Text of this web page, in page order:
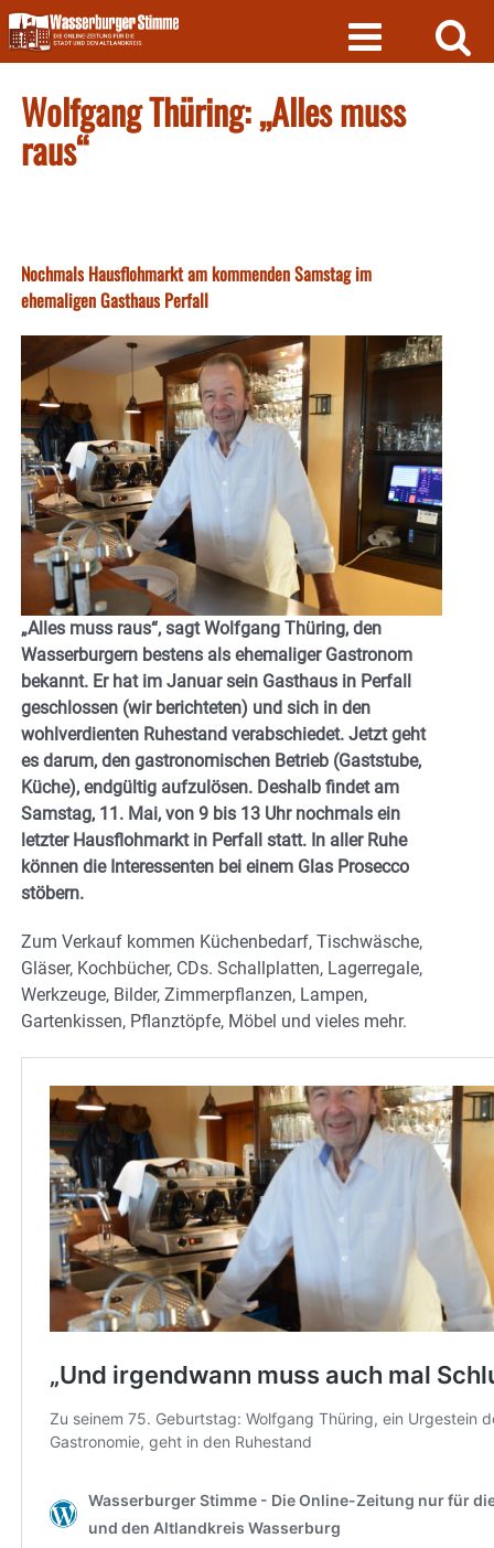
Skip
to
content
Wolfgang Thüring: „Alles muss
raus“
Nochmals Hausflohmarkt am kommenden Samstag im
ehemaligen Gasthaus Perfall
„Alles muss raus“, sagt Wolfgang Thüring, den
Wasserburgern bestens als ehemaliger Gastronom
bekannt. Er hat im Januar sein Gasthaus in Perfall
geschlossen (wir berichteten) und sich in den
wohlverdienten Ruhestand verabschiedet. Jetzt geht
es darum, den gastronomischen Betrieb (Gaststube,
Küche), endgültig aufzulösen. Deshalb findet am
Samstag, 11. Mai, von 9 bis 13 Uhr nochmals ein
letzter Hausflohmarkt in Perfall statt. In aller Ruhe
können die Interessenten bei einem Glas Prosecco
stöbern.
Zum Verkauf kommen Küchenbedarf, Tischwäsche,
Gläser, Kochbücher, CDs. Schallplatten, Lagerregale,
Werkzeuge, Bilder, Zimmerpflanzen, Lampen,
Gartenkissen, Pflanztöpfe, Möbel und vieles mehr.